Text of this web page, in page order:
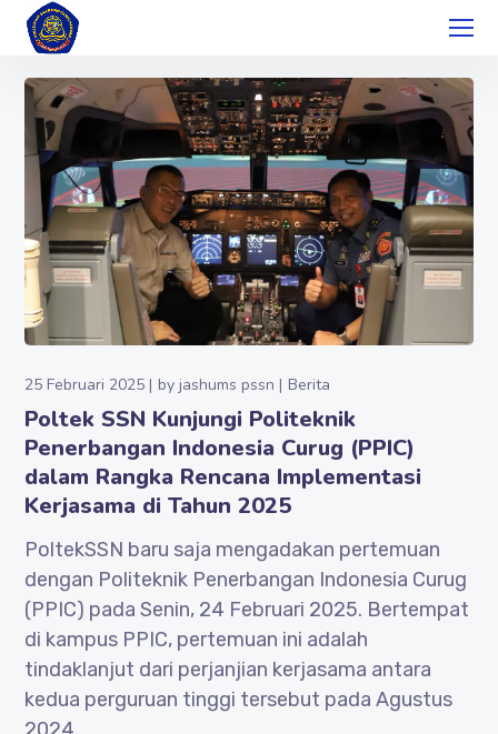
25 Februari 2025 byjashums pssn Berita
Poltek SSN Kunjungi Politeknik
Penerbangan Indonesia Curug (PPIC)
dalam Rangka Rencana Implementasi
Kerjasama di Tahun 2025
PoltekSSN baru saja mengadakan pertemuan
dengan Politeknik Penerbangan Indonesia Curug
(PPIC) pada Senin, 24 Februari 2025. Bertempat
di kampus PPIC, pertemuan ini adalah
tindaklanjut dari perjanjian kerjasama antara
kedua perguruan tinggi tersebut pada Agustus